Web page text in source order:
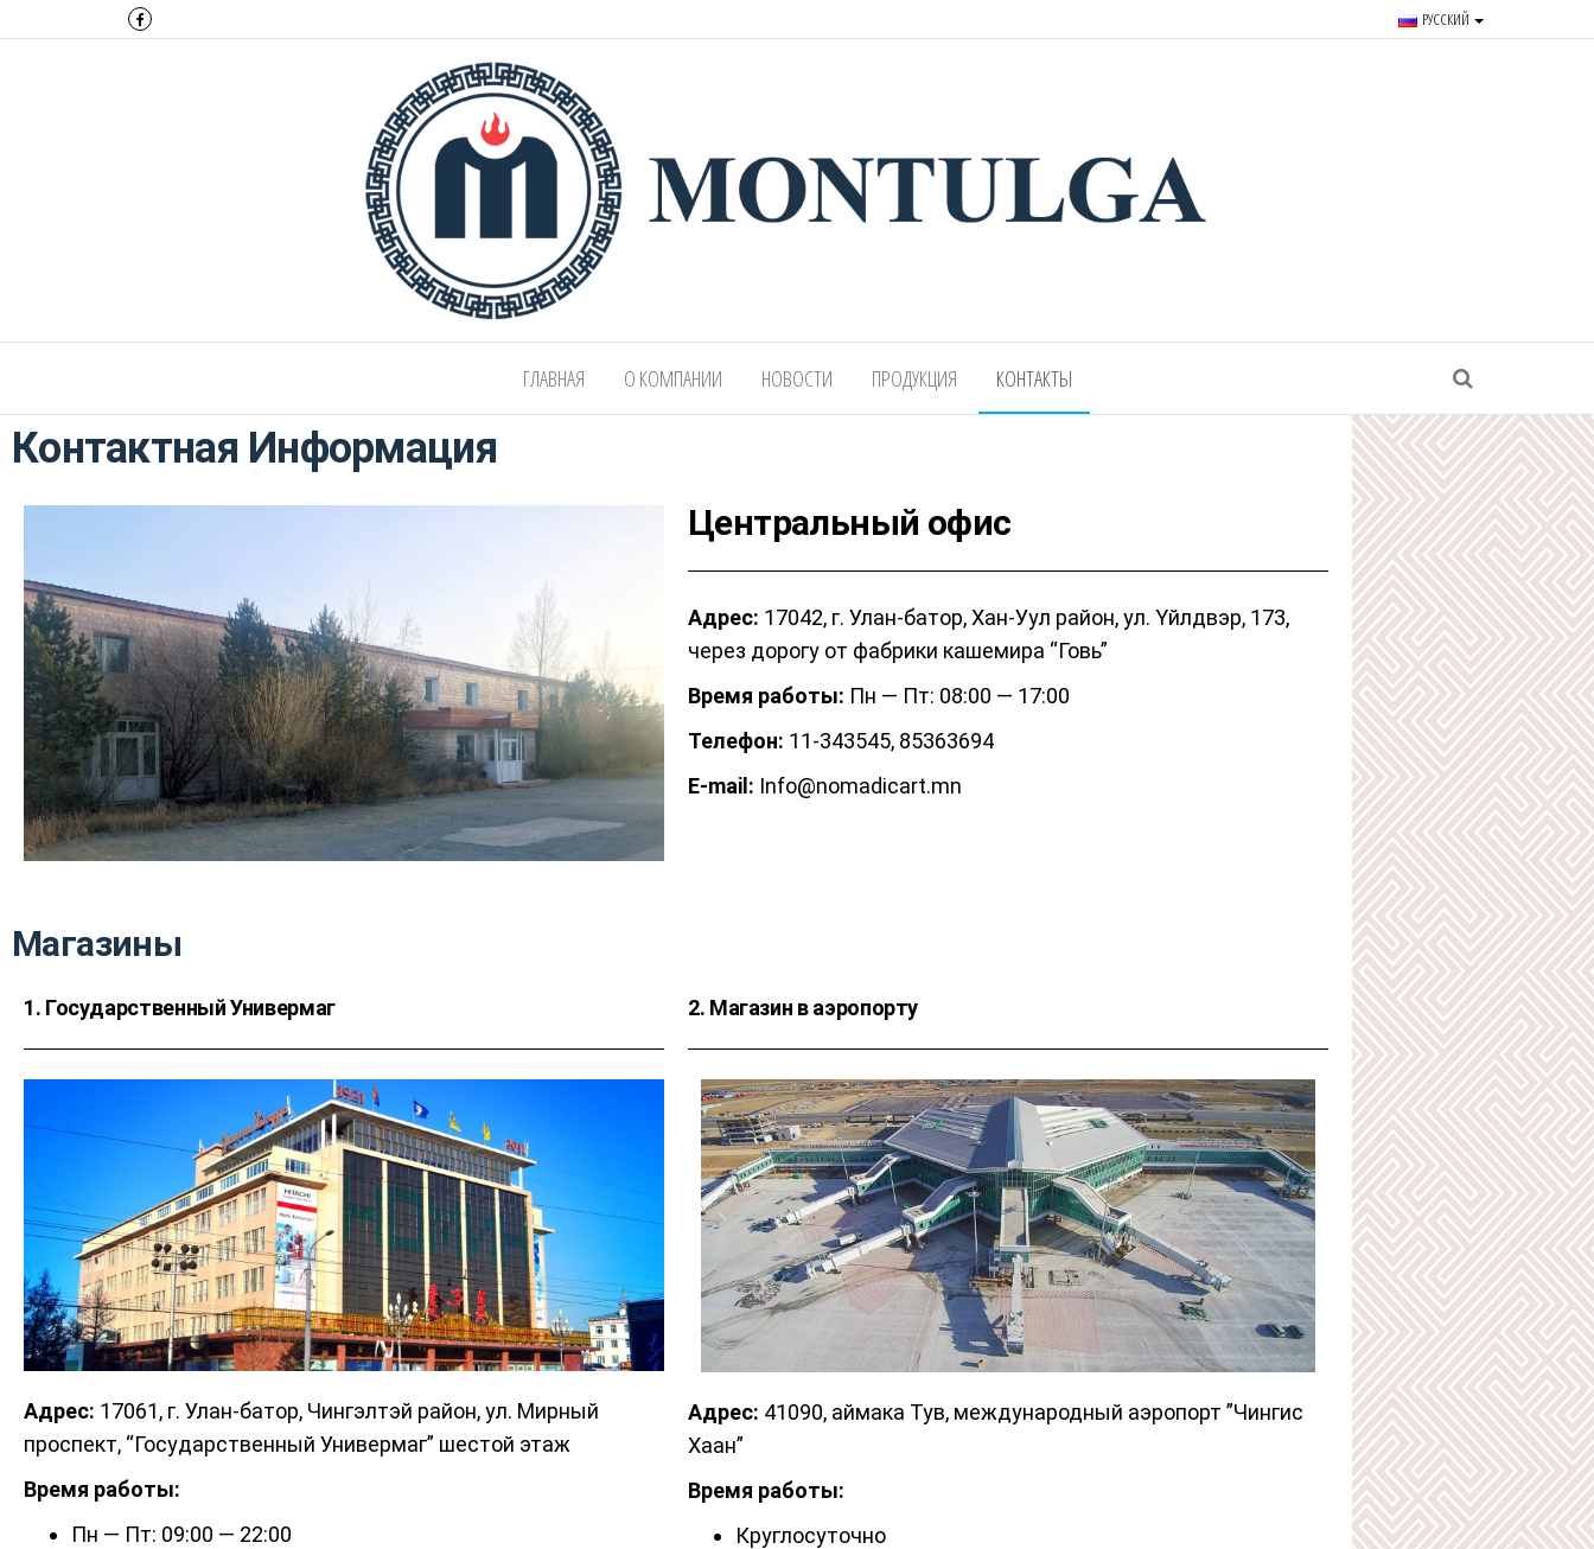
РУССКИЙ
Монтулга
Mongolian leading manufacturer of leather souvenirs and goods since
ГЛАВНАЯ О КОМПАНИИ НОВОСТИ ПРОДУКЦИЯ КОНТАКТЫ
Контактная Информация
Центральный офис
Адрес: 17042, г. Улан-батор, Хан-Уул район, ул. Үйлдвэр, 173,
через дорогу от фабрики кашемира “Говь”
Время работы: Пн — Пт: 08:00 — 17:00
Телефон: 11-343545, 85363694
E-mail: Info@nomadicart.mn
Магазины
1. Государственный Универмаг
Адрес: 17061, г. Улан-батор, Чингэлтэй район, ул. Мирный
проспект, “Государственный Универмаг” шестой этаж
Время работы:
Пн — Пт: 09:00 — 22:00
2. Магазин в аэропорту
Адрес: 41090, аймака Тув, международный аэропорт ”Чингис
Хаан”
Время работы:
Круглосуточно